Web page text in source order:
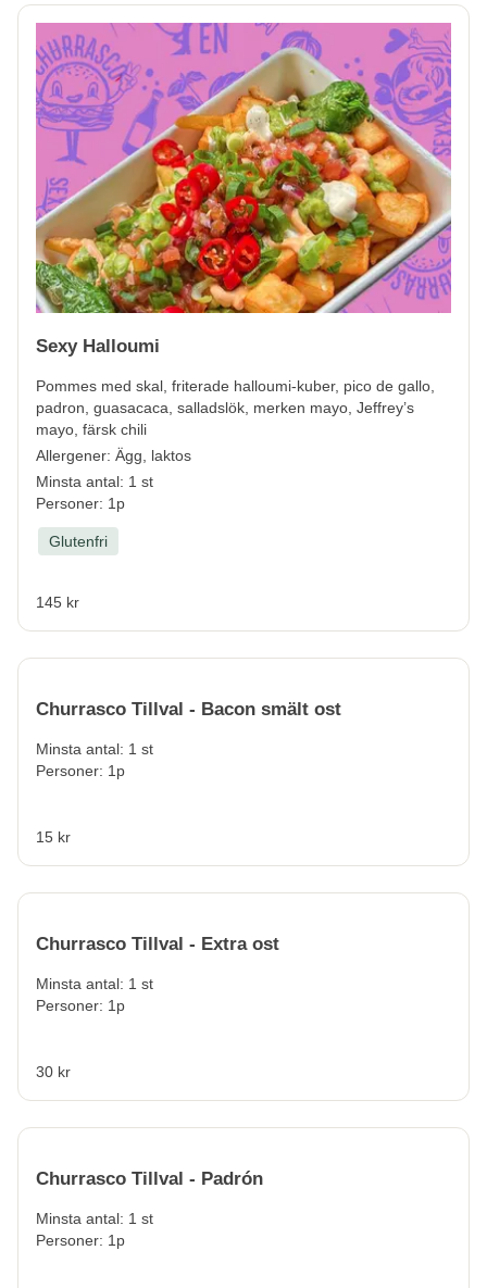
Sexy Halloumi
Pommes med skal, friterade halloumi-kuber, pico de gallo,
padron, guasacaca, salladslök, merken mayo, Jeffrey’s
mayo, färsk chili
Allergener: Ägg, laktos
Minsta antal: 1 st
Personer: 1p
Glutenfri
145 kr
Churrasco Tillval - Bacon smält ost
Minsta antal: 1 st
Personer: 1p
15 kr
Churrasco Tillval - Extra ost
Minsta antal: 1 st
Personer: 1p
30 kr
Churrasco Tillval - Padrón
Minsta antal: 1 st
Personer: 1p